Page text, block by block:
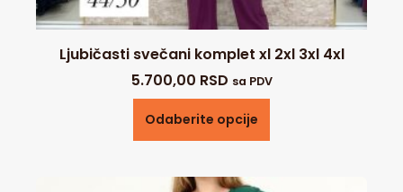
Ljubičasti svečani komplet xl 2xl 3xl 4xl
5.700,00 RSD sa PDV
Odaberite opcije